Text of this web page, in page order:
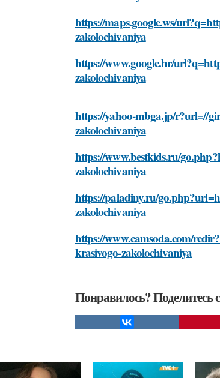
https://maps.google.ws/
zakolochivaniya
https://www.google.hr/
zakolochivaniya
https://yahoo-mbga.jp/r?url=//
zakolochivaniya
https://www.bestkids.ru/
zakolochivaniya
https://paladiny.ru/
zakolochivaniya
https://www.camsoda.com/
krasivogo-zakolochivaniya
Понравилось? Поделитесь